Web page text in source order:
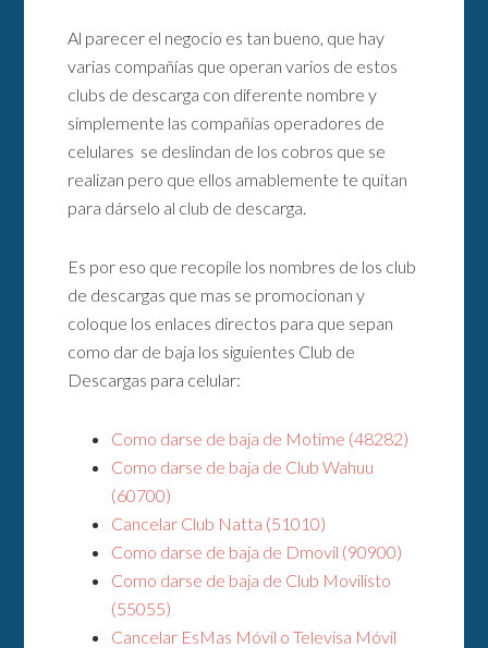
Al parecer el negocio es tan bueno, que hay
varias compañías que operan varios de estos
clubs de descarga con diferente nombre y
simplemente las compañías operadores de
celulares se deslindan de los cobros que se
realizan pero que ellos amablemente te quitan
para dárselo al club de descarga.
Es por eso que recopile los nombres de los club
de descargas que mas se promocionan y
coloque los enlaces directos para que sepan
como dar de baja los siguientes Club de
Descargas para celular:
Como darse de baja de Motime (48282)
Como darse de baja de Club Wahuu
(60700)
Cancelar Club Natta (51010)
Como darse de baja de Dmovil (90900)
Como darse de baja de Club Movilisto
(55055)
Cancelar EsMas Móvil o Televisa Móvil